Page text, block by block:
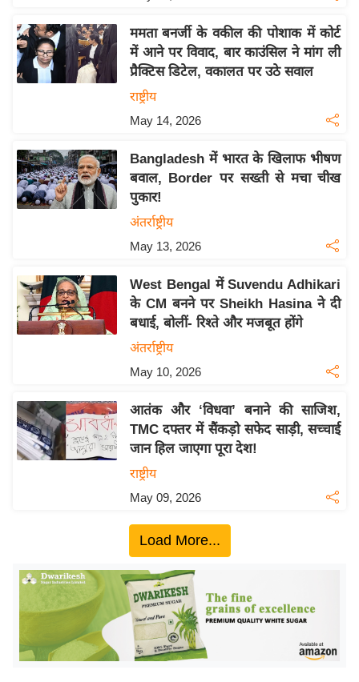
ई
-
पे
सा
ल
ल
श
ख्सि
ग
इं
डि
ज
ग
त
टो
ममता बनर्जी के वकील की पोशाक में कोर्ट
में आने पर विवाद, बार काउंसिल ने मांग ली
प्रैक्टिस डिटेल, वकालत पर उठे सवाल
राष्ट्रीय
May 14, 2026
Bangladesh में भारत के खिलाफ भीषण
बवाल, Border पर सख्ती से मचा चीख
पुकार!
अंतर्राष्ट्रीय
May 13, 2026
West Bengal में Suvendu Adhikari
के CM बनने पर Sheikh Hasina ने दी
बधाई, बोलीं- रिश्ते और मजबूत होंगे
अंतर्राष्ट्रीय
May 10, 2026
आतंक और ‘विधवा’ बनाने की साजिश,
TMC दफ्तर में सैंकड़ो सफेद साड़ी, सच्चाई
जान हिल जाएगा पूरा देश!
राष्ट्रीय
May 09, 2026
Load More...